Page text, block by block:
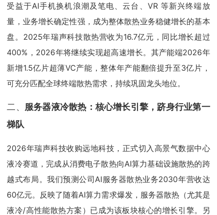
受益于AI手机换机浪潮及笔电、云台、VR 等新兴终端放
量，业务增长确定性强，成为整体散热业务稳健增长的基本
盘。2025年瑞声科技散热营收为16.7亿元，同比增长超过
400%，2026年将继续实现超高速增长。其产能端2026年
新增1.5亿片超薄VC产能，整体年产能翻倍提升至3亿片，
可充分匹配全球终端散热需求，持续巩固龙头地位。
二、
服务器液冷散热：核心增长引擎，跻身行业第一
梯队
2026年瑞声科技收购远地科技，正式切入高景气数据中心
液冷赛道，完成从消费电子散热向AI算力基础设施散热的跨
越式布局。我们预测公司AI服务器散热业务2030年营收达
60亿元。反映了随着AI算力需求爆发，服务器散热（尤其是
液冷/高性能散热方案）已成为该板块核心的增长引擎。另